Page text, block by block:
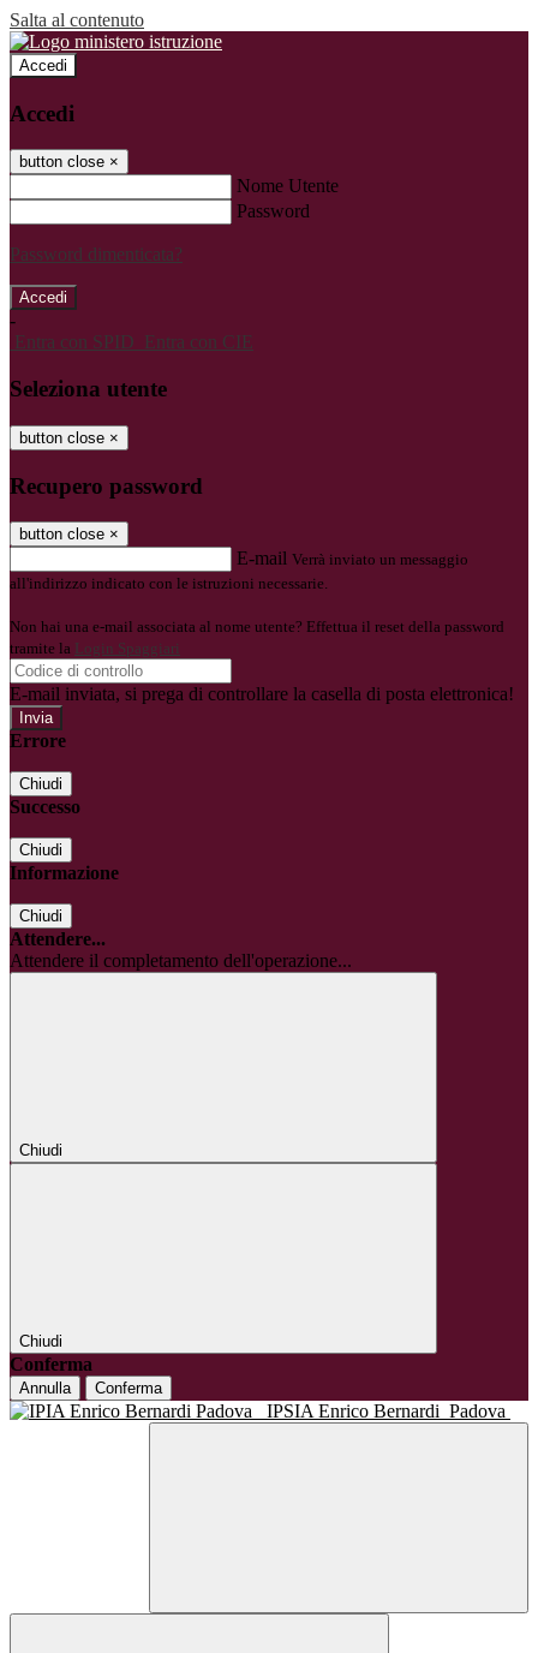
Salta al contenuto
Accedi
Accedi
button close ×
Nome Utente
Password
Password dimenticata?
-
Entra con SPID Entra con CIE
Seleziona utente
button close ×
Recupero password
button close ×
E-mail Verrà inviato un messaggio
all'indirizzo indicato con le istruzioni necessarie.
Non hai una e-mail associata al nome utente? Effettua il reset della password
tramite la Login Spaggiari
E-mail inviata, si prega di controllare la casella di posta elettronica!
Errore
Chiudi
Successo
Chiudi
Informazione
Chiudi
Attendere...
Attendere il completamento dell'operazione...
Chiudi
Chiudi
Conferma
Annulla Conferma
IPSIA Enrico Bernardi Padova